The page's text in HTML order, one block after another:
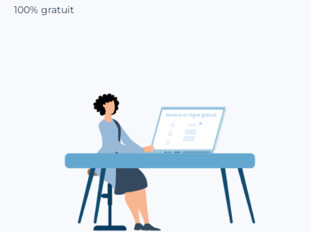
100% gratuit